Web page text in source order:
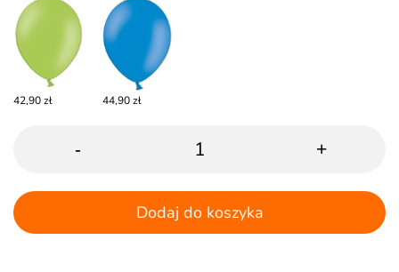
42,90 zł 44,90 zł
- +
Dodaj do koszyka